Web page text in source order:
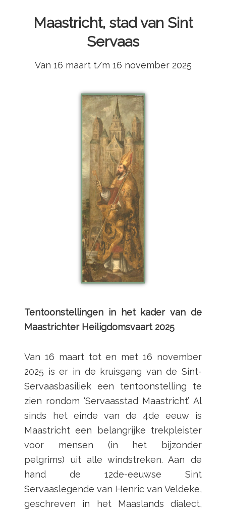
Maastricht, stad van Sint
Servaas
Van 16 maart t/m 16 november 2025
Tentoonstellingen in het kader van de
Maastrichter Heiligdomsvaart 2025
Van 16 maart tot en met 16 november
2025 is er in de kruisgang van de Sint-
Servaasbasiliek een tentoonstelling te
zien rondom ‘Servaasstad Maastricht’. Al
sinds het einde van de 4de eeuw is
Maastricht een belangrijke trekpleister
voor mensen (in het bijzonder
pelgrims) uit alle windstreken. Aan de
hand de 12de-eeuwse Sint
Servaaslegende van Henric van Veldeke,
geschreven in het Maaslands dialect,